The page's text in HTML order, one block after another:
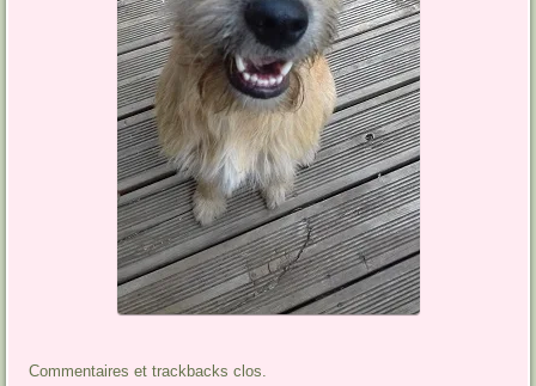
Commentaires et trackbacks clos.